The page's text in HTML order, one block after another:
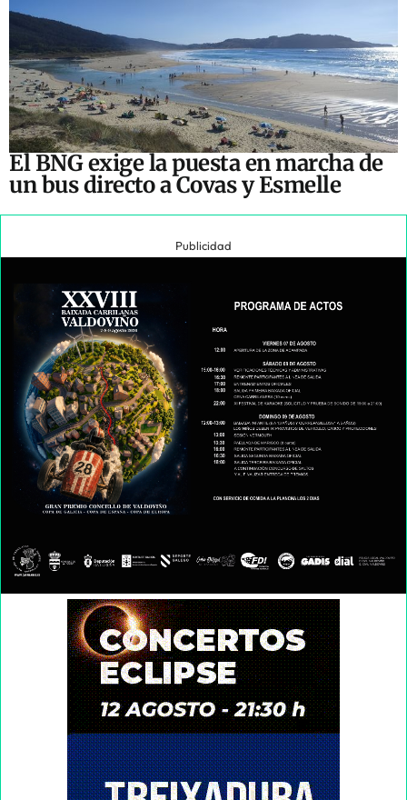
El BNG exige la puesta en marcha de
un bus directo a Covas y Esmelle
Publicidad